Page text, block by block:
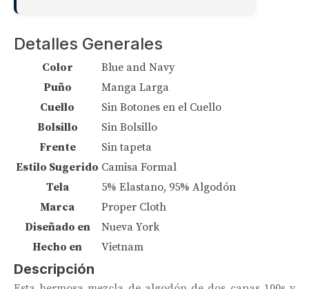
Detalles Generales
Color
Blue and Navy
Puño
Manga Larga
Cuello
Sin Botones en el Cuello
Bolsillo
Sin Bolsillo
Frente
Sin tapeta
Estilo Sugerido Camisa Formal
Tela
5% Elastano, 95% Algodón
Marca
Proper Cloth
Diseñado en
Nueva York
Hecho en
Vietnam
Descripción